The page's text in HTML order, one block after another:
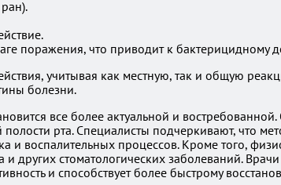
поражения, что приводит к бактерицидному
учитывая как местную, так и общую
болезни.
все более актуальной и
рта. Специалисты подчеркивают, что
и воспалительных процессов. Кроме того,
других стоматологических заболеваний.
и способствует более быстрому